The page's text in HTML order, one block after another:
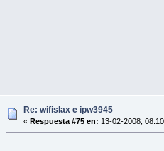
Re: wifislax e ipw3945
« Respuesta #75 en: 13-02-2008,